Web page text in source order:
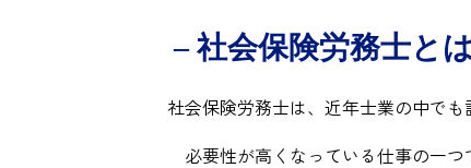
–社会保険労務士とは
社会保険労務士は、近年士業の中でも
必要性が高くなっている仕事の一つ